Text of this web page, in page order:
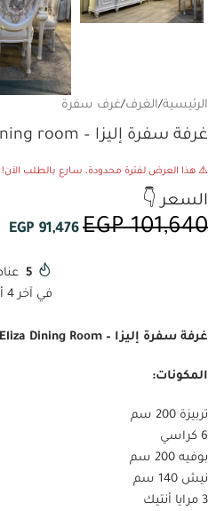
الرئيسية/الغرف/غرف سفرة
غرفة سفرة إليزا – Eliza dining room
⚠️ هذا العرض لفترة محدودة، سارع بالطلب الآن!
السعر 👇
EGP101,640
EGP 91,476
5
في آخر 4 أشهر
غرفة سفرة إليزا – Eliza Dining Room
المكونات:
تربيزة 200 سم
6 كراسي
بوفيه 200 سم
نيش 140 سم
3 مرايا أنتيك